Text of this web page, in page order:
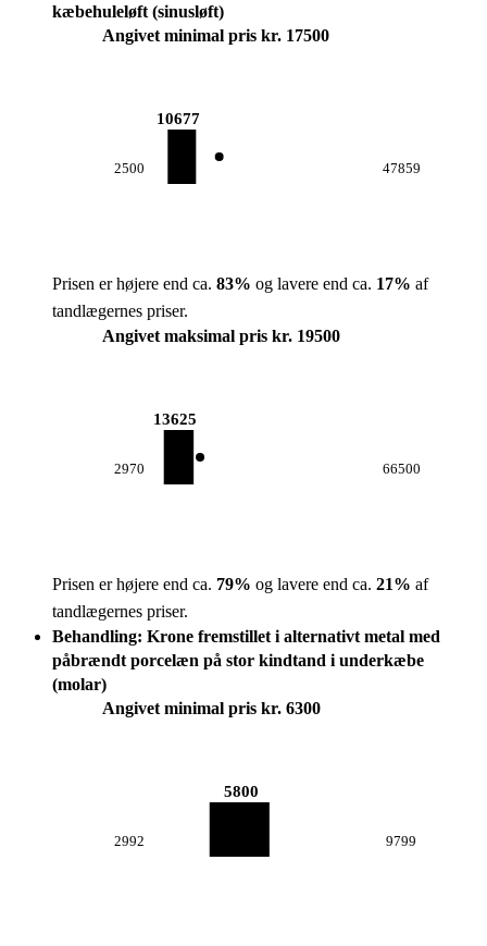
kæbehuleløft (sinusløft)
Angivet minimal pris kr. 17500
2500
10677
47859
Prisen er højere end ca. 83% og lavere end ca. 17% af
tandlægernes priser.
Angivet maksimal pris kr. 19500
2970
13625
66500
Prisen er højere end ca. 79% og lavere end ca. 21% af
tandlægernes priser.
Behandling: Krone fremstillet i alternativt metal med
påbrændt porcelæn på stor kindtand i underkæbe
(molar)
Angivet minimal pris kr. 6300
2992
5800
9799